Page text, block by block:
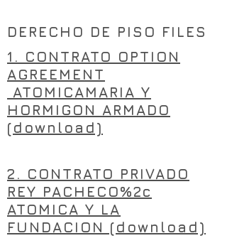
DERECHO DE PISO FILES
1. CONTRATO OPTION
AGREEMENT
ATOMICAMARIA Y
HORMIGON ARMADO
(download)
2. CONTRATO PRIVADO
REY PACHECO%2c
ATOMICA Y LA
FUNDACION (download)